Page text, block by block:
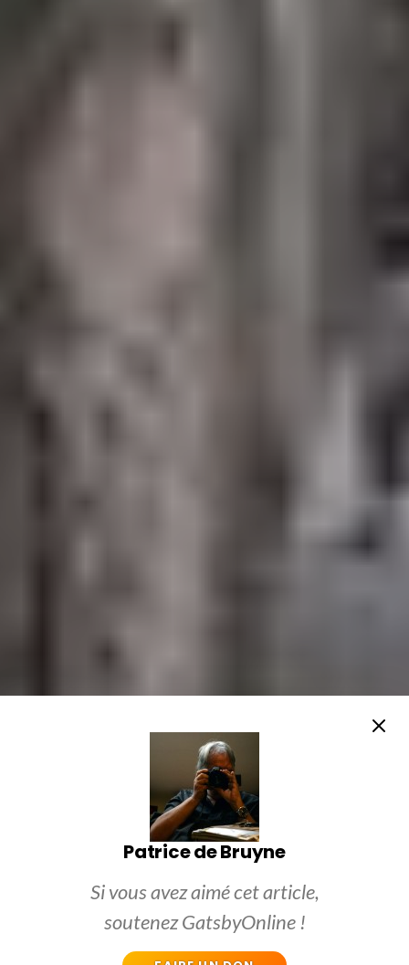
Patrice de Bruyne
Si vous avez aimé cet article,
soutenez GatsbyOnline !